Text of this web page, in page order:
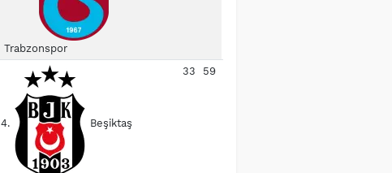
Trabzonspor
4. Beşiktaş
33 59